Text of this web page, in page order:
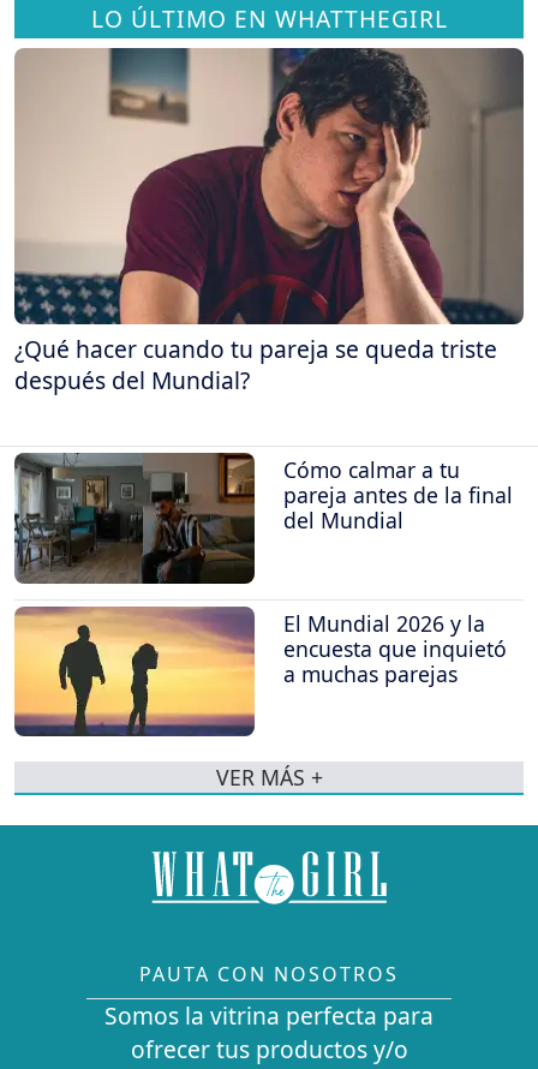
LO ÚLTIMO EN WHATTHEGIRL
¿Qué hacer cuando tu pareja se queda triste
después del Mundial?
Cómo calmar a tu
pareja antes de la final
del Mundial
El Mundial 2026 y la
encuesta que inquietó
a muchas parejas
VER MÁS +
PAUTA CON NOSOTROS
Somos la vitrina perfecta para
ofrecer tus productos y/o